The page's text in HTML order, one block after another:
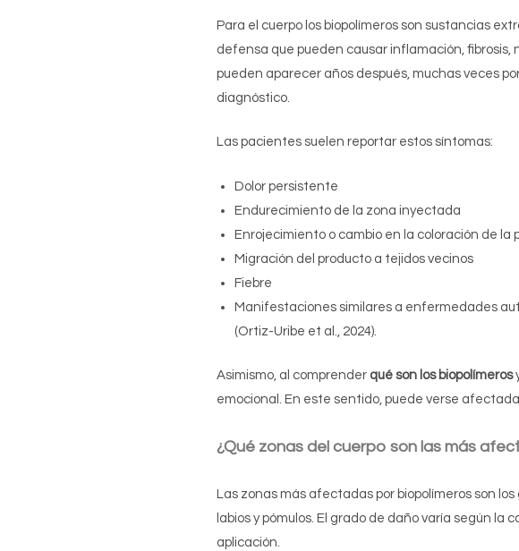
Para el cuerpo los biopolímeros son sustancias
defensa que pueden causar inflamación, fibrosis,
pueden aparecer años después, muchas veces
diagnóstico.
Las pacientes suelen reportar estos síntomas:
Dolor persistente
Endurecimiento de la zona inyectada
Enrojecimiento o cambio en la coloración de la
Migración del producto a tejidos vecinos
Fiebre
Manifestaciones similares a enfermedades
(Ortiz-Uribe et al., 2024).
Asimismo, al comprender qué son los biopolímeros
emocional. En este sentido, puede verse
¿Qué zonas del cuerpo son las más
Las zonas más afectadas por biopolímeros son
labios y pómulos. El grado de daño varía según
aplicación.